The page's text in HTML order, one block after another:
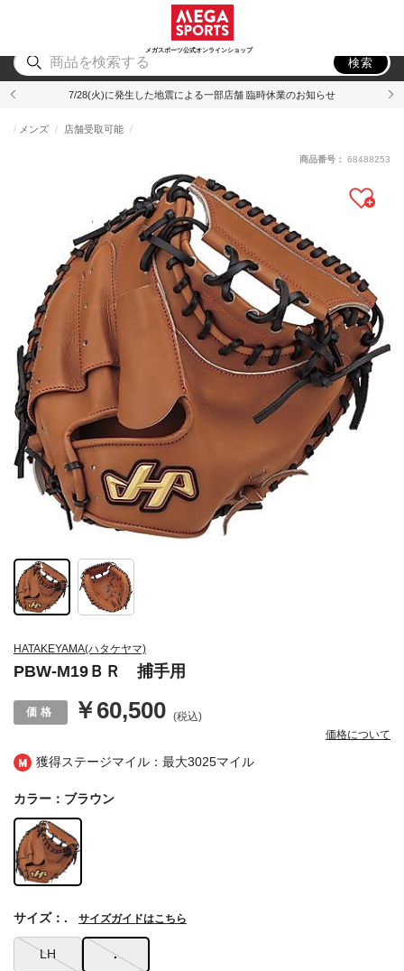
メガスポーツ公式オンラインショップ
アウトドア
検索
7/28(火)に発生した地震による一部店舗 臨時休業のお知らせ
獲得ステージマイル：最大3025マイル
HATAKEYAMA(ハタケヤマ)
PBW-M19ＢＲ 捕手用
メンズ 店舗受取可能
￥60,500 (税込)
価格について
商品番号： 68488253
カラー：ブラウン
LH .
サイズ：. サイズガイドはこちら